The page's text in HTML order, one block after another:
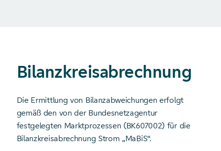
Bilanzkreis­abrechnung
Die Ermittlung von Bilanzabweichungen erfolgt
gemäß den von der Bundesnetzagentur
festgelegten Marktprozessen (BK607002) für die
Bilanzkreisabrechnung Strom „MaBiS“.